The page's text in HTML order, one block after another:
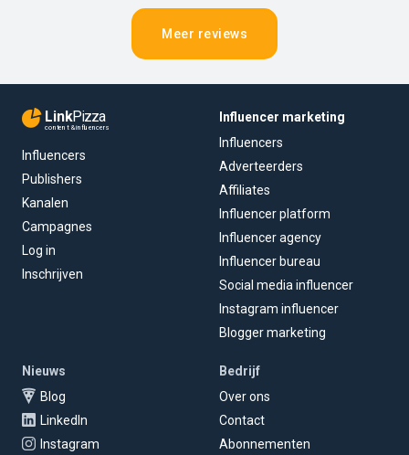
Meer reviews
LinkPizza
content & influencers
Influencers
Publishers
Kanalen
Campagnes
Log in
Inschrijven
Influencer marketing
Influencers
Adverteerders
Affiliates
Influencer platform
Influencer agency
Influencer bureau
Social media influencer
Instagram influencer
Blogger marketing
Nieuws
Blog
LinkedIn
Instagram
Bedrijf
Over ons
Contact
Abonnementen